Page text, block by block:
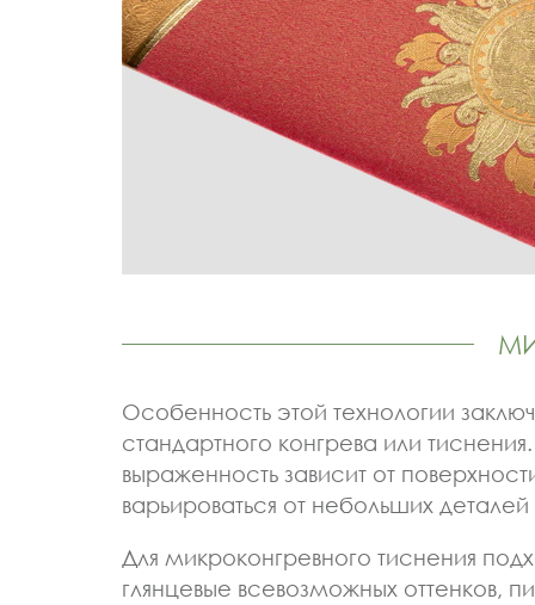
Особенность этой технологии
стандартного конгрева или
выраженность зависит от
варьироваться от небольших
Для микроконгревного тиснения
глянцевые всевозможных